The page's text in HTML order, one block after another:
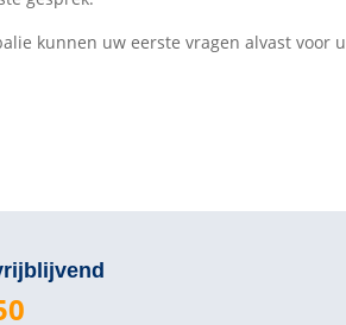
kunnen uw eerste vragen alvast